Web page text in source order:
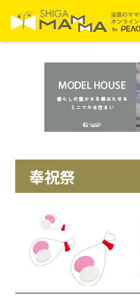
奉祝祭